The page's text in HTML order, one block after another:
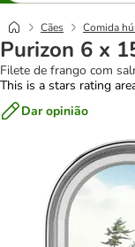
Cães Comida
Purizon 6 x
Filete de frango com
This is a stars rating
Dar opinião